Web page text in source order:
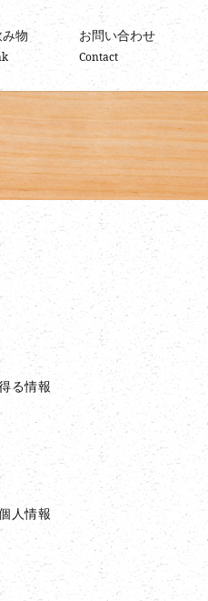
物 お問い合わせ
Contact
る情報
人情報